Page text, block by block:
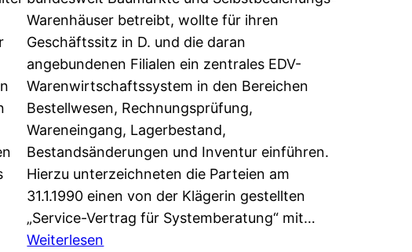
Warenhäuser betreibt, wollte für ihren
Geschäftssitz in D. und die daran
angebundenen Filialen ein zentrales EDV-
Warenwirtschaftssystem in den Bereichen
Bestellwesen, Rechnungsprüfung,
Wareneingang, Lagerbestand,
Bestandsänderungen und Inventur einführen.
Hierzu unterzeichneten die Parteien am
31.1.1990 einen von der Klägerin gestellten
„Service-Vertrag für Systemberatung“ mit…
Weiterlesen